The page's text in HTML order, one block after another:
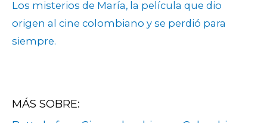
Los misterios de María, la película que dio
origen al cine colombiano y se perdió para
siempre.
MÁS SOBRE: